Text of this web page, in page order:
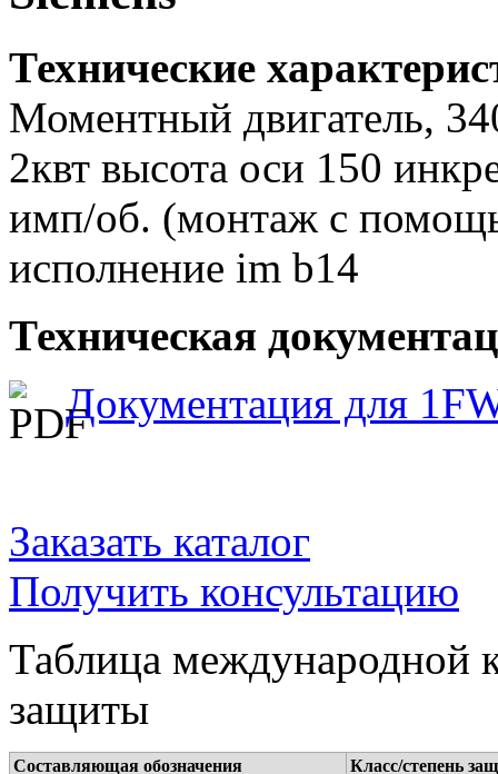
Технические
Моментный двигатель,
2квт высота оси 150
имп/об. (монтаж с
исполнение im b14
Техническая
Документация для
Заказать каталог
Получить консультацию
Таблица международной
защиты
Составляющая обозначения
Класс/степень